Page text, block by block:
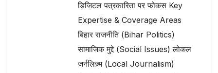
डिजिटल पत्रकारिता पर फोकस Key
Expertise & Coverage Areas
बिहार राजनीति (Bihar Politics)
सामाजिक मुद्दे (Social Issues) लोकल
जर्नलिज़्म (Local Journalism)